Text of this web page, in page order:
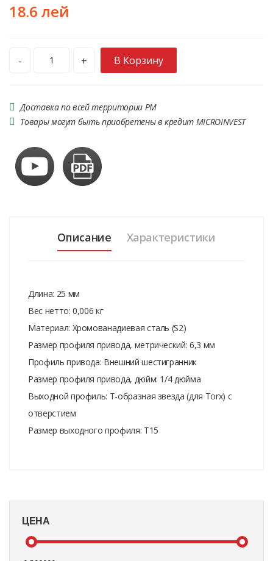
ЦЕНА
18.6 лей
- + В Корзину
Доставка по всей территории РМ
Товары могут быть приобретены в кредит MICROINVEST
Описание Характеристики
Длина: 25 мм
Вес нетто: 0,006 кг
Материал: Хромованадиевая сталь (S2)
Размер профиля привода, метрический: 6,3 мм
Профиль привода: Внешний шестигранник
Размер профиля привода, дюйм: 1/4 дюйма
Выходной профиль: Т-образная звезда (для Torx) с
отверстием
Размер выходного профиля: T15